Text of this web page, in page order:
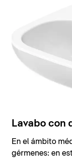
Lavabo con
En el ámbito
gérmenes: en